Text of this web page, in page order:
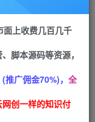
，可保存购买订单
面上收费几百几千
脚本源码等资源，
广佣金70%)， 全
创一样的知识付